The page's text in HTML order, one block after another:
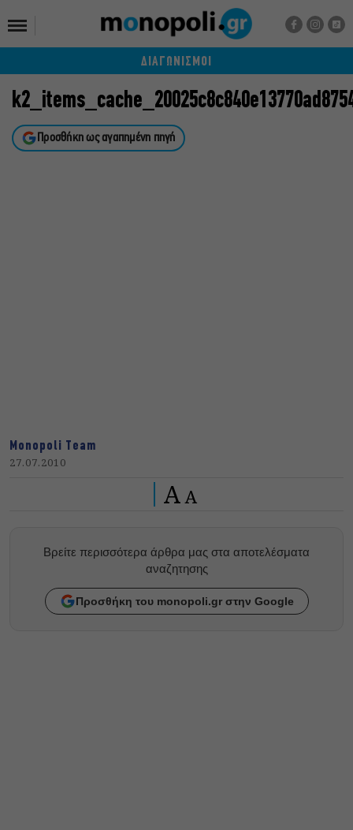
ΔΙΑΓΩΝΙΣΜΟΙ
Προσθήκη ως αγαπημένη πηγή
Monopoli Team
27.07.2010
A A
Βρείτε περισσότερα άρθρα μας στα αποτελέσματα
αναζητησης
Προσθήκη του monopoli.gr στην Google